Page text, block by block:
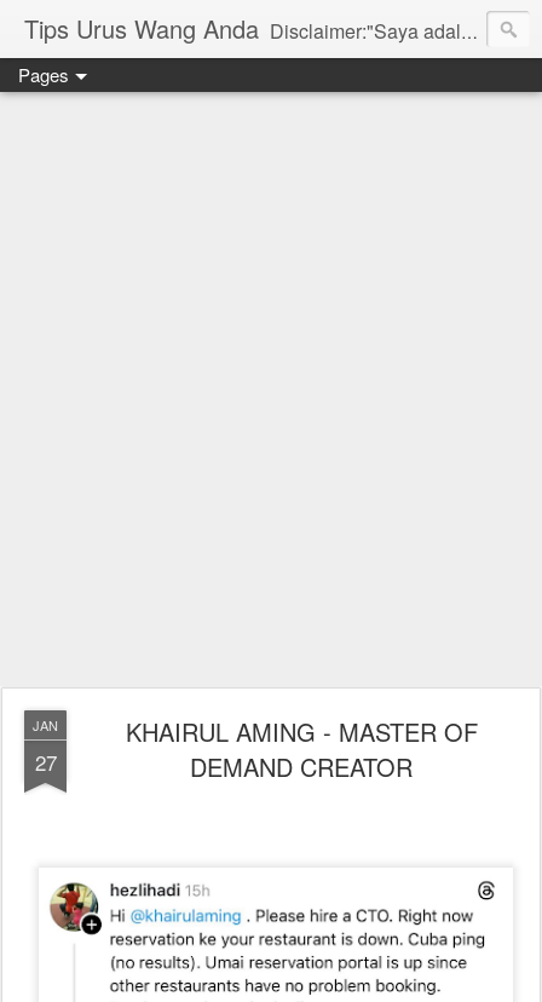
Tips Urus Wang Anda Disclaimer:"Saya adalah seorang agent di bawah agensi yang mewakili Syarikat PruBSN Takaful Bhd. Maklumat di dlm blog ini hanyalah penerangan ringkas dan berdasarkan pendapat peribadi saya dan bukan sebahagian daripada sijil. Saya dan syarikat PruBSN tidak akan bertanggungjawab sekiranya terdapat salah faham dalam apa yang disampaikan. Anda dinasihatkan untuk berjumpa terus dgn wakil sah utk mendapatkan penerangan yang lebih terperinci. Sila layari web rasmi di www.prubsn.com.my"
Pages
JAN
27
KHAIRUL AMING - MASTER OF
DEMAND CREATOR